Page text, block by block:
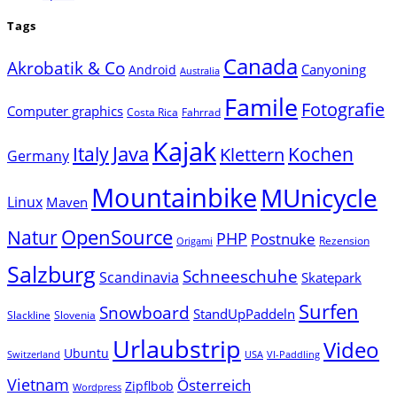
Tags
Akrobatik & Co Android Australia Canada Canyoning
Computer graphics Costa Rica Fahrrad Famile Fotografie
Germany Italy Java Kajak Klettern Kochen
Linux Maven MountainbikeMUnicycle
NaturOpenSource Origami PHP Postnuke Rezension
SalzburgScandinavia Schneeschuhe Skatepark
Slackline Slovenia Snowboard StandUpPaddeln Surfen
Switzerland Ubuntu Urlaubstrip USA VI-Paddling Video
Vietnam Wordpress Zipflbob Österreich